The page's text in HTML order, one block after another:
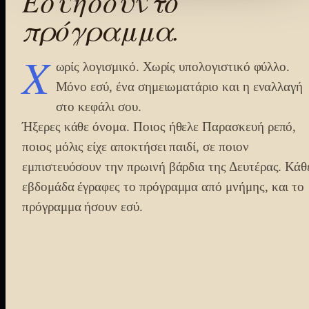
πρόγραμμα.
Χ ωρίς λογισμικό. Χωρίς υπολογιστικό φύλλο.
Μόνο εσύ, ένα σημειωματάριο και η εναλλαγή
στο κεφάλι σου.
Ήξερες κάθε όνομα. Ποιος ήθελε Παρασκευή ρεπό,
ποιος μόλις είχε αποκτήσει παιδί, σε ποιον
εμπιστευόσουν την πρωινή βάρδια της Δευτέρας.
εβδομάδα έγραφες το πρόγραμμα από μνήμης, και το
πρόγραμμα ήσουν εσύ.